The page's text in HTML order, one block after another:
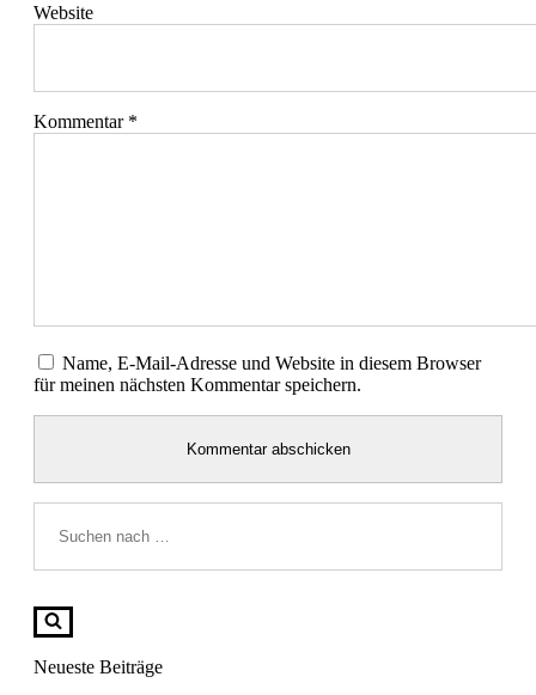
Website
Kommentar *
Name, E-Mail-Adresse und Website in diesem Browser
für meinen nächsten Kommentar speichern.
nach …
Neueste Beiträge